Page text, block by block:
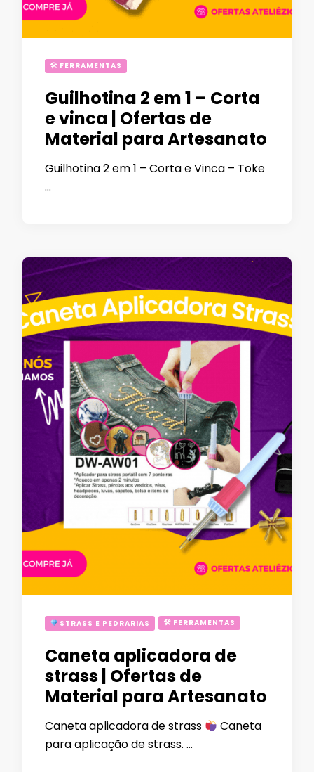
🛠 FERRAMENTAS
Guilhotina 2 em 1 – Corta
e vinca | Ofertas de
Material para Artesanato
Guilhotina 2 em 1 – Corta e Vinca – Toke
…
STRASS E PEDRARIAS 🛠 FERRAMENTAS
Caneta aplicadora de
strass | Ofertas de
Material para Artesanato
Caneta aplicadora de strass
Caneta
para aplicação de strass. …